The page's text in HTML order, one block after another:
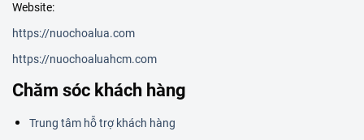
Website:
https://nuochoalua.com
https://nuochoaluahcm.com
Chăm sóc khách hàng
Trung tâm hỗ trợ khách hàng